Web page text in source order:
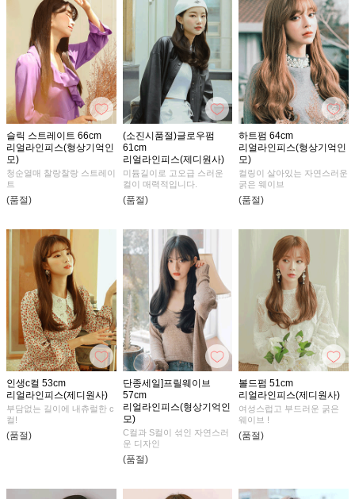
슬릭 스트레이트 66cm
리얼라인피스(형상기억인
모)
청순열매 찰랑찰랑 스트레이
트
(품절)
(소진시품절)글로우펌
61cm
리얼라인피스(제디원사)
미듐길이로 고오급 스러운
컬이 매력적입니다.
(품절)
하트펌 64cm
리얼라인피스(형상기억인
모)
컬링이 살아있는 자연스러운
굵은 웨이브
(품절)
인생c컬 53cm
리얼라인피스(제디원사)
부담없는 길이에 내츄럴한 c
컬!
(품절)
단종세일]프릴웨이브
57cm
리얼라인피스(형상기억인
모)
C컬과 S컬이 섞인 자연스러
운 디자인
(품절)
볼드펌 51cm
리얼라인피스(제디원사)
여성스럽고 부드러운 굵은
웨이브 !
(품절)